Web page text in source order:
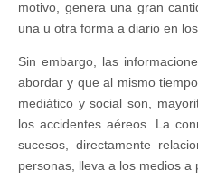
motivo, genera una gran
una u otra forma a diario en
Sin embargo, las
abordar y que al mismo
mediático y social son,
los accidentes aéreos. La
sucesos, directamente
personas, lleva a los medios a